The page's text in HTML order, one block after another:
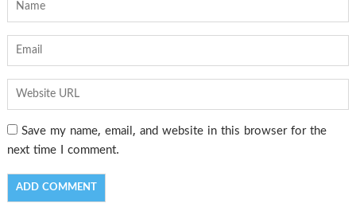
Save my name, email, and website in this browser for the
next time I comment.